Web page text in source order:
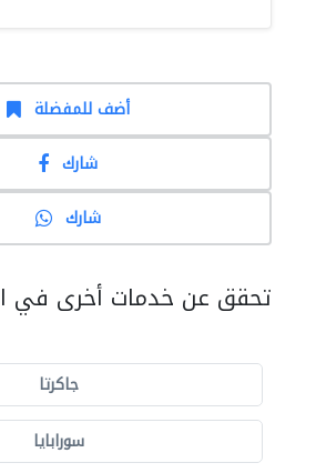
أضف للمفضلة
شارك
شارك
تحقق عن خدمات أخرى في
جاكرتا
سورابايا